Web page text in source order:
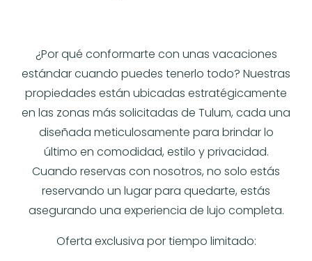
¿Por qué conformarte con unas vacaciones
estándar cuando puedes tenerlo todo? Nuestras
propiedades están ubicadas estratégicamente
en las zonas más solicitadas de Tulum, cada una
diseñada meticulosamente para brindar lo
último en comodidad, estilo y privacidad.
Cuando reservas con nosotros, no solo estás
reservando un lugar para quedarte, estás
asegurando una experiencia de lujo completa.
Oferta exclusiva por tiempo limitado: